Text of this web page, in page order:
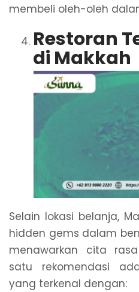
membeli oleh-oleh
Restoran
di Makkah
Selain lokasi belanja,
hidden gems dalam
menawarkan cita
satu rekomendasi
yang terkenal dengan: